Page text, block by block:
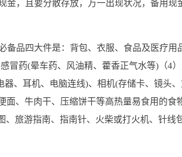
金，且要分散存放，万一出现状况，备用
备品四大件是：背包、衣服、食品及医疗
冒药(晕车药、风油精、藿香正气水等)（4
、耳机、电脑连线)、相机(存储卡、镜头
面、牛肉干、压缩饼干等高热量易食用的食
、旅游指南、指南针、火柴或打火机、针